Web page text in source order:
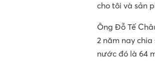
cho tôi và sản
Ông Đỗ Tế
2 năm nay
nước đó là 64